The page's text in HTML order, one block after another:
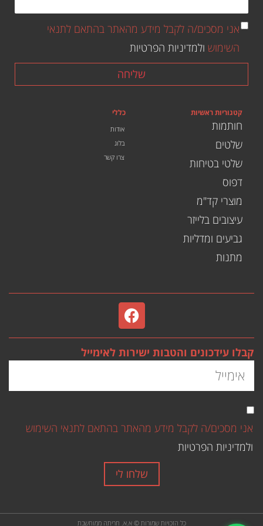
אני מסכים/ה לקבל מידע מהאתר בהתאם לתנאי
השימוש ולמדיניות הפרטיות
שליחה
קטגוריות ראשיות
חותמות
שלטים
שלטי בטיחות
דפוס
מוצרי קד"מ
עיצובים בלייזר
גביעים ומדליות
מתנות
כללי
אודות
בלוג
צרו קשר
קבלו עידכונים והטבות ישירות לאימייל
אני מסכים/ה לקבל מידע מהאתר בהתאם לתנאי השימוש
ולמדיניות הפרטיות
שלחו לי
כל הזכויות שמורות © א.א. חריתה ממוחשבת